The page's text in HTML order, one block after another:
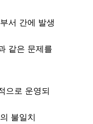
서 간에 발생
같은 문제를
으로 운영되
불일치